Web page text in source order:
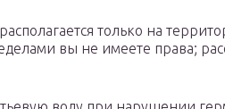
только на
вы не имеете права;